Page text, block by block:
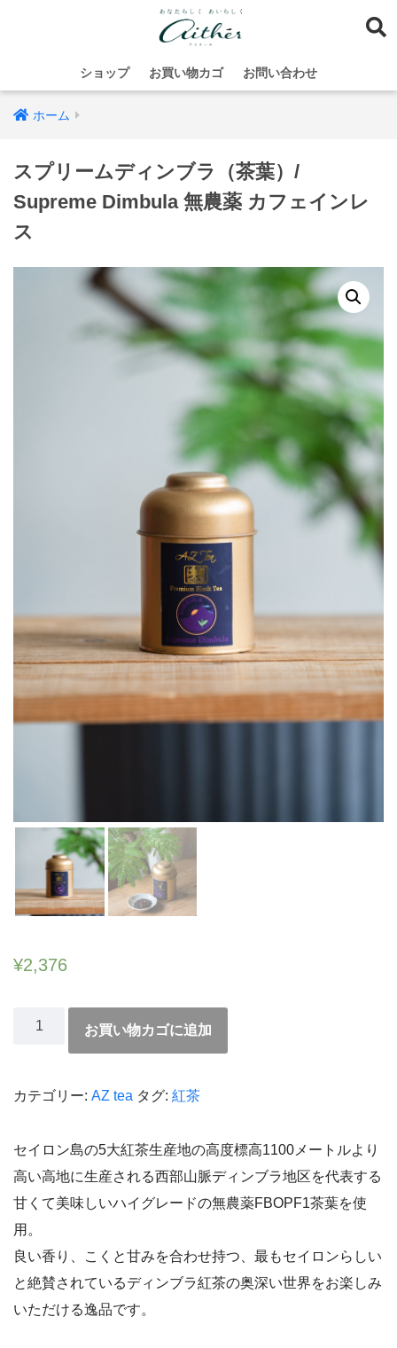
ショップ お買い物カゴ お問い合わせ
ホーム
スプリームディンブラ（茶葉）/
Supreme Dimbula 無農薬 カフェインレ
ス
¥2,376
お買い物カゴに追加
カテゴリー: AZ tea タグ: 紅茶
セイロン島の5大紅茶生産地の高度標高1100メートルより
高い高地に生産される西部山脈ディンブラ地区を代表する
甘くて美味しいハイグレードの無農薬FBOPF1茶葉を使
用。
良い香り、こくと甘みを合わせ持つ、最もセイロンらしい
と絶賛されているディンブラ紅茶の奥深い世界をお楽しみ
いただける逸品です。